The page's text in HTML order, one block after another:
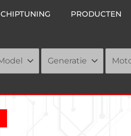
CHIPTUNING PRODUCTEN